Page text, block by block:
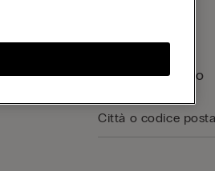
Trova un negozio